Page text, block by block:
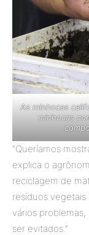
As minhocas
minhocas
“Queríamos
explica o
reciclagem de
resíduos
vários
ser evitados.”